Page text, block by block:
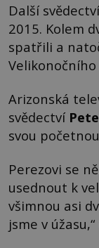
Další
2015. Kolem
spatřili a
Arizonská
svědectví
svou
Perezovi se
usednout k
všimnou asi
jsme v